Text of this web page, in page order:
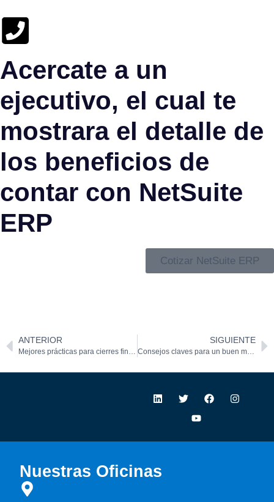
Acercate a un
ejecutivo, el cual te
mostrara el detalle de
los beneficios de
contar con NetSuite
ERP
Cotizar NetSuite ERP
ANTERIOR
Mejores prácticas para cierres financieros ágiles
SIGUIENTE
Consejos claves para un buen manejo de presupuesto
Nuestras Oficinas